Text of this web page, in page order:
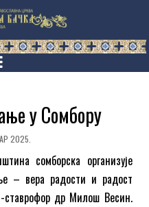
у Сомбору
2025.
сомборска организује
– вера радости и радост
ставрофор др Милош Весин.